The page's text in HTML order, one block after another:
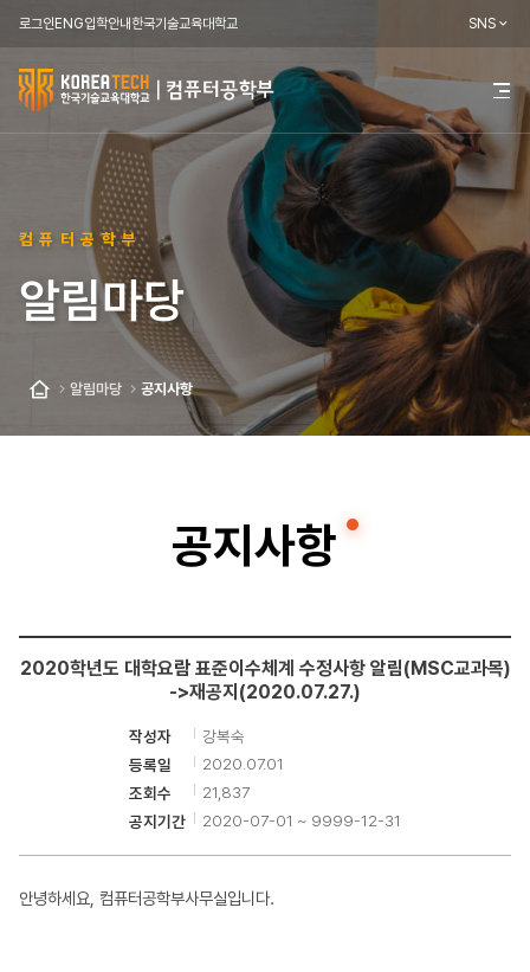
로그인ENG입학안내한국기술교육대학교 SNS
한
국
교
육
학
교
학
부
전
메
기
컴퓨터공학부
알림마당
알림마당 공지사항
공지사항
2020학년도 대학요람 표준이수체계 수정사항 알림(MSC교과목)
->재공지(2020.07.27.)
작성자
강복숙
등록일
2020.07.01
조회수
21,837
공지기간
2020-07-01 ~ 9999-12-31
안녕하세요, 컴퓨터공학부사무실입니다.